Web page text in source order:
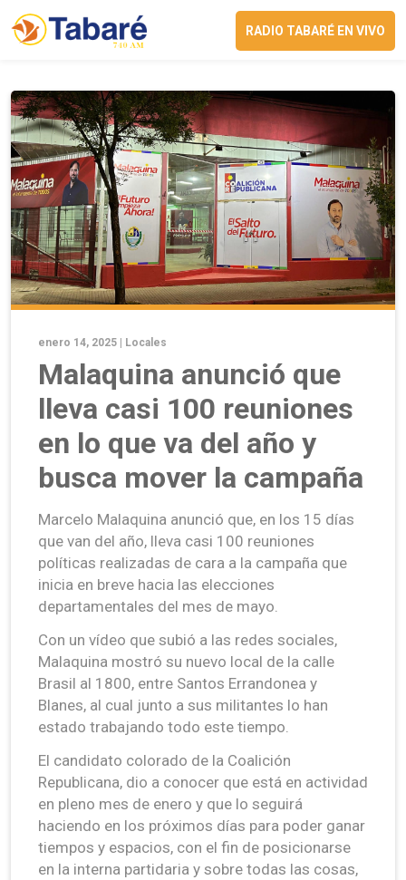
RADIO TABARÉ EN VIVO
enero 14, 2025 | Locales
Malaquina anunció que
lleva casi 100 reuniones
en lo que va del año y
busca mover la campaña
Marcelo Malaquina anunció que, en los 15 días
que van del año, lleva casi 100 reuniones
políticas realizadas de cara a la campaña que
inicia en breve hacia las elecciones
departamentales del mes de mayo.
Con un vídeo que subió a las redes sociales,
Malaquina mostró su nuevo local de la calle
Brasil al 1800, entre Santos Errandonea y
Blanes, al cual junto a sus militantes lo han
estado trabajando todo este tiempo.
El candidato colorado de la Coalición
Republicana, dio a conocer que está en actividad
en pleno mes de enero y que lo seguirá
haciendo en los próximos días para poder ganar
tiempos y espacios, con el fin de posicionarse
en la interna partidaria y sobre todas las cosas,